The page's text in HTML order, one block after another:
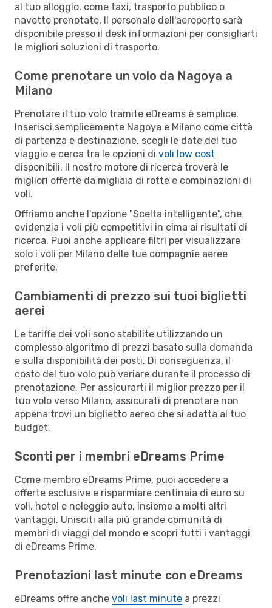
al tuo alloggio, come taxi, trasporto pubblico o
navette prenotate. Il personale dell'aeroporto sarà
disponibile presso il desk informazioni per consigliarti
le migliori soluzioni di trasporto.
Come prenotare un volo da Nagoya a
Milano
Prenotare il tuo volo tramite eDreams è semplice.
Inserisci semplicemente Nagoya e Milano come città
di partenza e destinazione, scegli le date del tuo
viaggio e cerca tra le opzioni di voli low cost
disponibili. Il nostro motore di ricerca troverà le
migliori offerte da migliaia di rotte e combinazioni di
voli.
Offriamo anche l'opzione "Scelta intelligente", che
evidenzia i voli più competitivi in cima ai risultati di
ricerca. Puoi anche applicare filtri per visualizzare
solo i voli per Milano delle tue compagnie aeree
preferite.
Cambiamenti di prezzo sui tuoi biglietti
aerei
Le tariffe dei voli sono stabilite utilizzando un
complesso algoritmo di prezzi basato sulla domanda
e sulla disponibilità dei posti. Di conseguenza, il
costo del tuo volo può variare durante il processo di
prenotazione. Per assicurarti il miglior prezzo per il
tuo volo verso Milano, assicurati di prenotare non
appena trovi un biglietto aereo che si adatta al tuo
budget.
Sconti per i membri eDreams Prime
Come membro eDreams Prime, puoi accedere a
offerte esclusive e risparmiare centinaia di euro su
voli, hotel e noleggio auto, insieme a molti altri
vantaggi. Unisciti alla più grande comunità di
membri di viaggi del mondo e scopri tutti i vantaggi
di eDreams Prime.
Prenotazioni last minute con eDreams
eDreams offre anche voli last minute a prezzi